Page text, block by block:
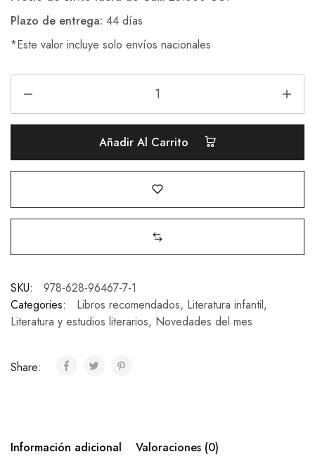
Plazo de entrega: 44 días
*Este valor incluye solo envíos nacionales
Añadir Al Carrito
SKU:
978-628-96467-7-1
Categories:
Libros recomendados, Literatura infantil,
Literatura y estudios literarios, Novedades del mes
Share:
Información adicional Valoraciones (0)